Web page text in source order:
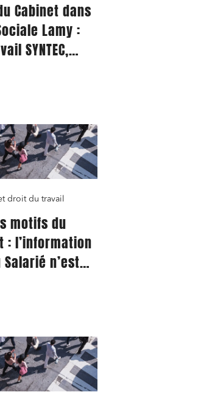
Cabinet dans
Lamy :
SYNTEC,
missions »
droit du travail
motifs du
: l’information
n’est